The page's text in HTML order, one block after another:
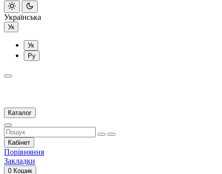
Українська
Ук
Ук
Ру
Каталог
Кабінет
Порівняння
Закладки
0 Кошик